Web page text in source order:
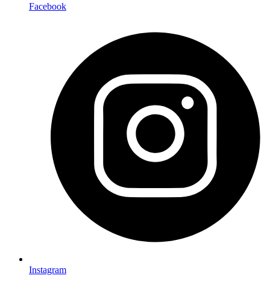
Facebook
Instagram